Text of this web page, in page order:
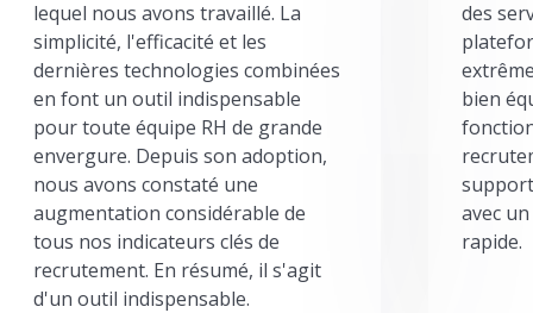
lequel nous avons travaillé. La
simplicité, l'efficacité et les
dernières technologies combinées
en font un outil indispensable
pour toute équipe RH de grande
envergure. Depuis son adoption,
nous avons constaté une
augmentation considérable de
tous nos indicateurs clés de
recrutement. En résumé, il s'agit
d'un outil indispensable.
des
bien
avec
rapide.